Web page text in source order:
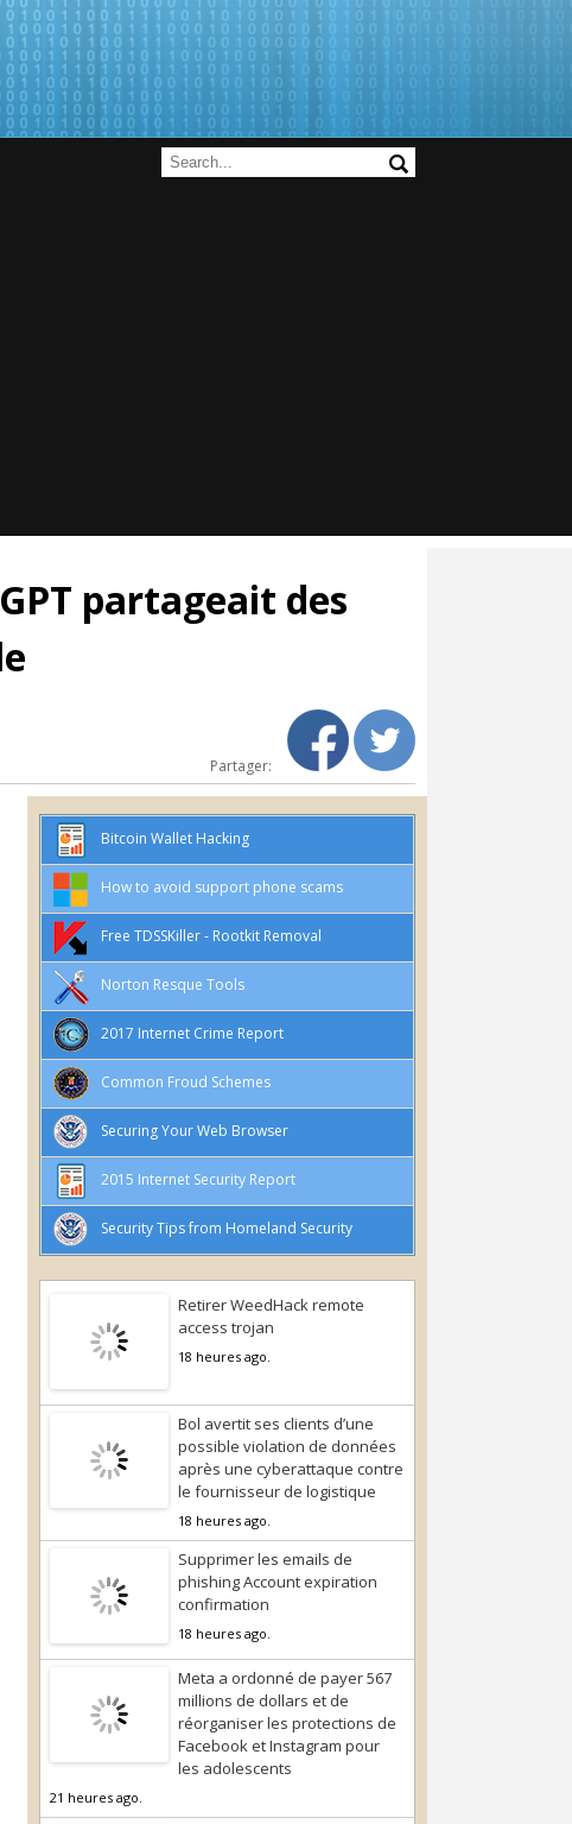
partageait des
Partager:
Bitcoin Wallet Hacking
How to avoid support phone scams
Free TDSSKiller - Rootkit Removal
Norton Resque Tools
2017 Internet Crime Report
Common Froud Schemes
Securing Your Web Browser
2015 Internet Security Report
Security Tips from Homeland Security
Retirer WeedHack remote
access trojan
18 heures ago.
Bol avertit ses clients d’une
possible violation de données
après une cyberattaque contre
le fournisseur de logistique
18 heures ago.
Supprimer les emails de
phishing Account expiration
confirmation
18 heures ago.
Meta a ordonné de payer 567
millions de dollars et de
réorganiser les protections de
Facebook et Instagram pour
les adolescents
21 heures ago.